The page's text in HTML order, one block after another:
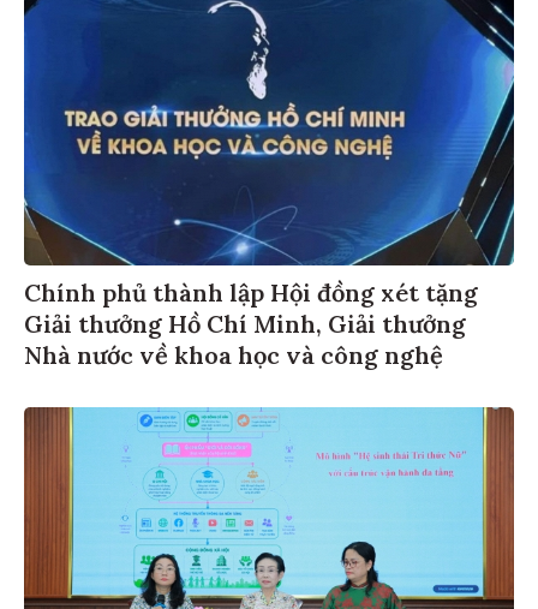
Chính phủ thành lập Hội đồng xét tặng
Giải thưởng Hồ Chí Minh, Giải thưởng
Nhà nước về khoa học và công nghệ